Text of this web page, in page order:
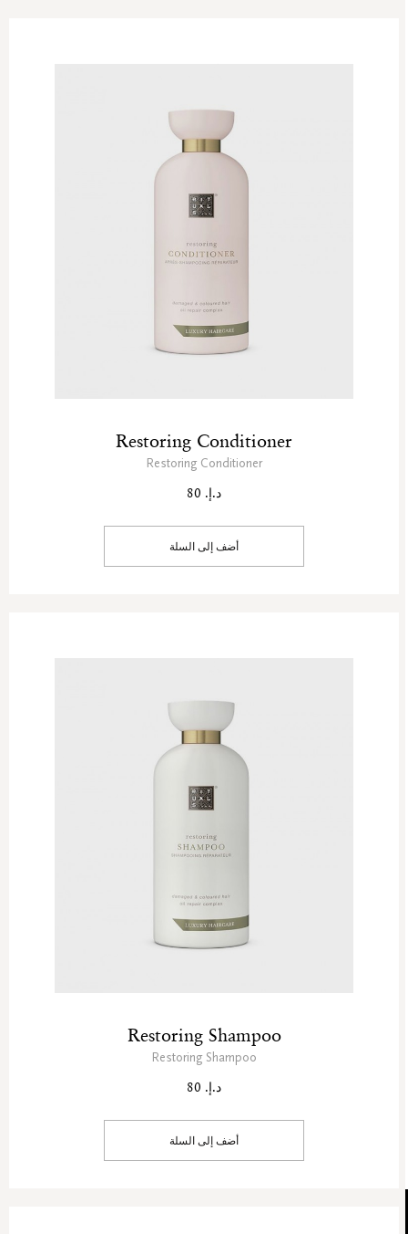
Restoring Conditioner
Restoring Conditioner
د.إ. 80
أضف إلى السلة
Restoring Shampoo
Restoring Shampoo
د.إ. 80
أضف إلى السلة